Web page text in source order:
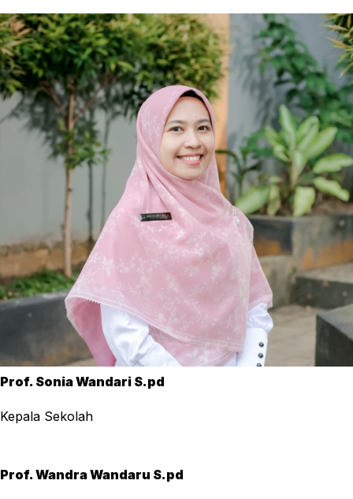
Prof. Sonia Wandari S.pd
Kepala Sekolah
Prof. Wandra Wandaru S.pd